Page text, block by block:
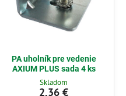
PA uholník pre vedenie
AXIUM PLUS sada 4 ks
Skladom
2,36 €